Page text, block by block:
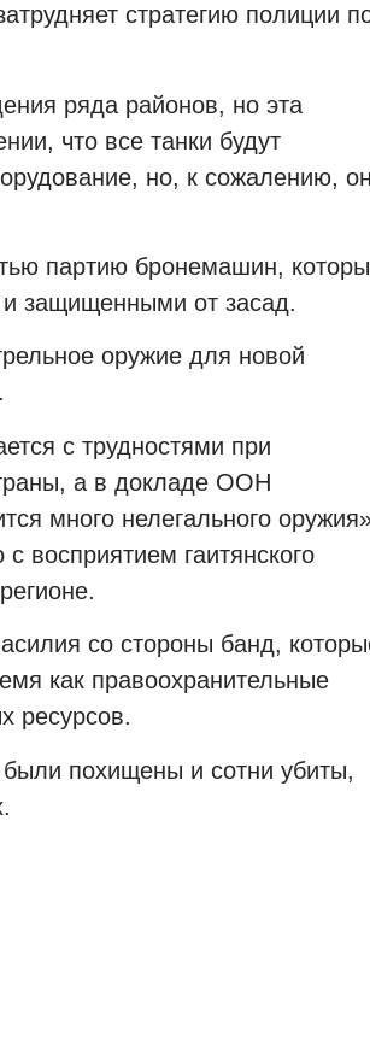
стратегию полиции
ряда районов, но эта
что все танки будут
но, к сожалению,
партию бронемашин,
защищенными от засад.
оружие для новой
с трудностями при
а в докладе ООН
много нелегального
восприятием гаитянского
со стороны банд,
как правоохранительные
ресурсов.
похищены и сотни убиты,